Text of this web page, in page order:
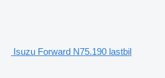
Isuzu Forward N75.190 lastbil